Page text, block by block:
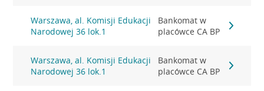
Warszawa, al. Komisji Edukacji
Narodowej 36 lok.1
Bankomat w
placówce CA BP
Warszawa, al. Komisji Edukacji
Narodowej 36 lok.1
Bankomat w
placówce CA BP